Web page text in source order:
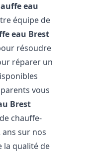
eau
équipe de
eau Brest
résoudre
réparer un
vous
Brest
chauffe-
sur nos
la qualité de